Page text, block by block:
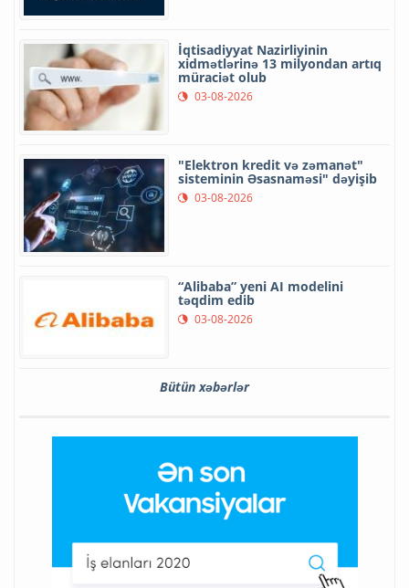
İqtisadiyyat Nazirliyinin
xidmətlərinə 13 milyondan artıq
müraciət olub
03-08-2026
"Elektron kredit və zəmanət"
sisteminin Əsasnaməsi" dəyişib
03-08-2026
“Alibaba” yeni AI modelini
təqdim edib
03-08-2026
Bütün xəbərlər